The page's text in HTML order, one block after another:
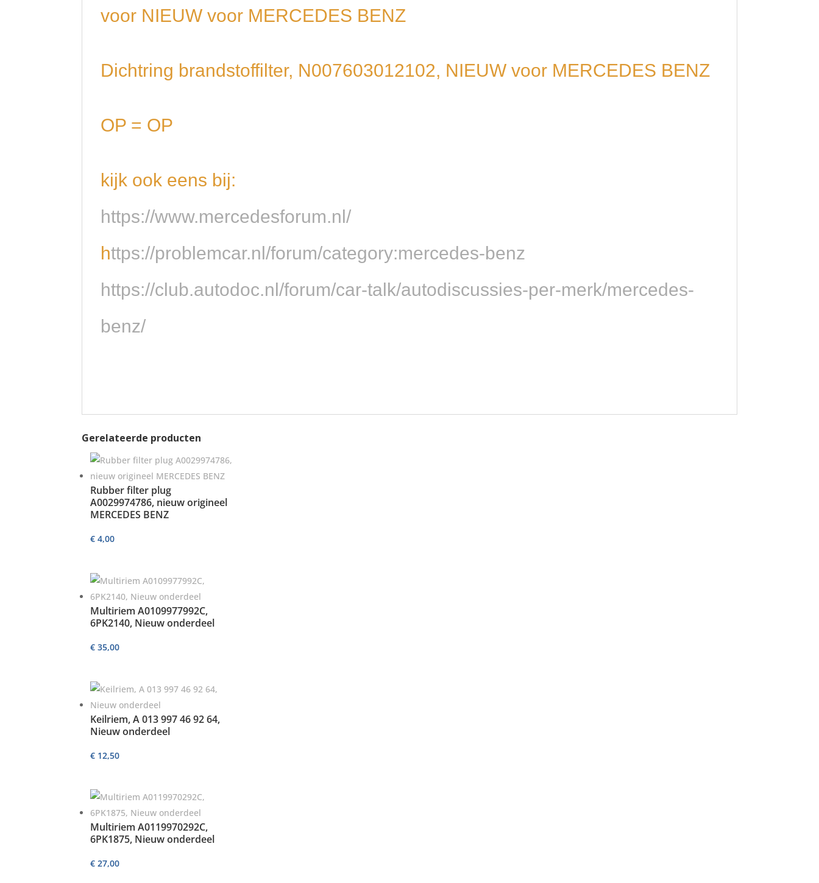
voor NIEUW voor MERCEDES BENZ
Dichtring brandstoffilter, N007603012102, NIEUW voor MERCEDES BENZ
OP = OP
kijk ook eens bij:
https://www.mercedesforum.nl/
https://problemcar.nl/forum/category:mercedes-benz
https://club.autodoc.nl/forum/car-talk/autodiscussies-per-merk/mercedes-
benz/
Gerelateerde producten
Rubber filter plug
A0029974786, nieuw origineel
MERCEDES BENZ
€ 4,00
Multiriem A0109977992C,
6PK2140, Nieuw onderdeel
€ 35,00
Keilriem, A 013 997 46 92 64,
Nieuw onderdeel
€ 12,50
Multiriem A0119970292C,
6PK1875, Nieuw onderdeel
€ 27,00